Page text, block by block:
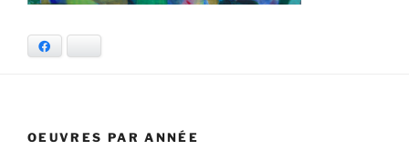
OEUVRES PAR ANNÉE